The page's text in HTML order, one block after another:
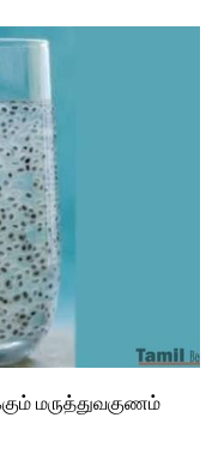
மருத்துவகுணம்